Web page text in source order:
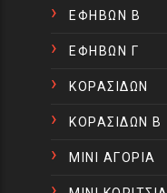
ΕΦΗΒΩΝ Β
ΕΦΗΒΩΝ Γ
ΚΟΡΑΣΙΔΩΝ
ΚΟΡΑΣΙΔΩΝ Β
ΜΙΝΙ ΑΓΟΡΙΑ